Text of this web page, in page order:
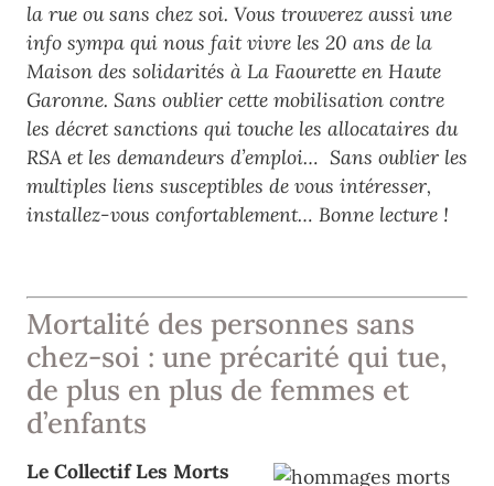
la rue ou sans chez soi. Vous trouverez aussi une
info sympa qui nous fait vivre les 20 ans de la
Maison des solidarités à La Faourette en Haute
Garonne. Sans oublier cette mobilisation contre
les décret sanctions qui touche les allocataires du
RSA et les demandeurs d’emploi… Sans oublier les
multiples liens susceptibles de vous intéresser,
installez-vous confortablement… Bonne lecture !
Mortalité des personnes sans
chez-soi : une précarité qui tue,
de plus en plus de femmes et
d’enfants
Le Collectif Les Morts